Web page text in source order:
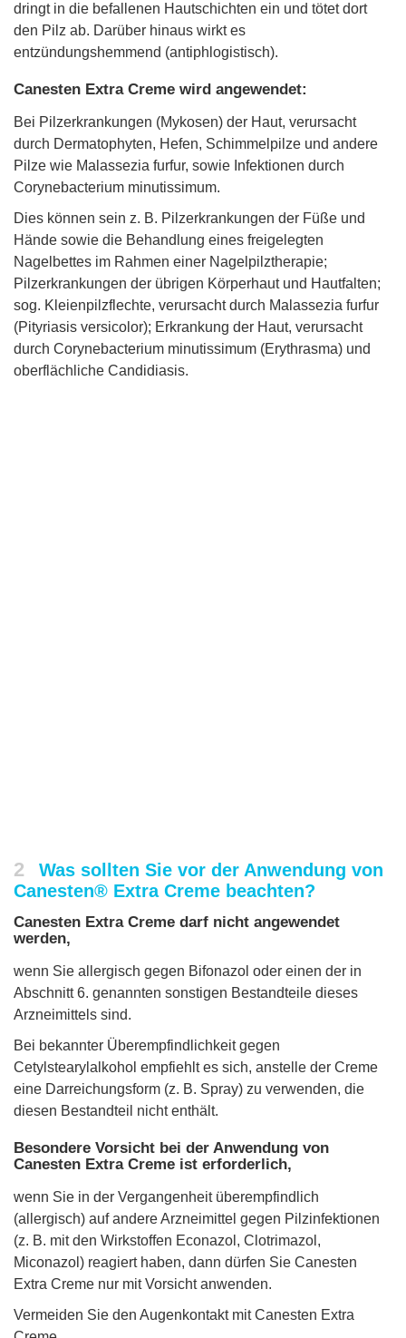
dringt in die befallenen Hautschichten ein und tötet dort
den Pilz ab. Darüber hinaus wirkt es
entzündungshemmend (antiphlogistisch).
Canesten Extra Creme wird angewendet:
Bei Pilzerkrankungen (Mykosen) der Haut, verursacht
durch Dermatophyten, Hefen, Schimmelpilze und andere
Pilze wie Malassezia furfur, sowie Infektionen durch
Corynebacterium minutissimum.
Dies können sein z. B. Pilzerkrankungen der Füße und
Hände sowie die Behandlung eines freigelegten
Nagelbettes im Rahmen einer Nagelpilztherapie;
Pilzerkrankungen der übrigen Körperhaut und Hautfalten;
sog. Kleienpilzflechte, verursacht durch Malassezia furfur
(Pityriasis versicolor); Erkrankung der Haut, verursacht
durch Corynebacterium minutissimum (Erythrasma) und
oberflächliche Candidiasis.
2
Was sollten Sie vor der Anwendung von
Canesten® Extra Creme beachten?
Canesten Extra Creme darf nicht angewendet
werden,
wenn Sie allergisch gegen Bifonazol oder einen der in
Abschnitt 6. genannten sonstigen Bestandteile dieses
Arzneimittels sind.
Bei bekannter Überempfindlichkeit gegen
Cetylstearylalkohol empfiehlt es sich, anstelle der Creme
eine Darreichungsform (z. B. Spray) zu verwenden, die
diesen Bestandteil nicht enthält.
Besondere Vorsicht bei der Anwendung von
Canesten Extra Creme ist erforderlich,
wenn Sie in der Vergangenheit überempfindlich
(allergisch) auf andere Arzneimittel gegen Pilzinfektionen
(z. B. mit den Wirkstoffen Econazol, Clotrimazol,
Miconazol) reagiert haben, dann dürfen Sie Canesten
Extra Creme nur mit Vorsicht anwenden.
Vermeiden Sie den Augenkontakt mit Canesten Extra